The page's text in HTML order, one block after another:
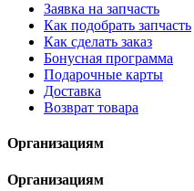
Заявка на запчасть
Как подобрать запчасть
Как сделать заказ
Бонусная программа
Подарочные карты
Доставка
Возврат товара
Организациям
Организациям